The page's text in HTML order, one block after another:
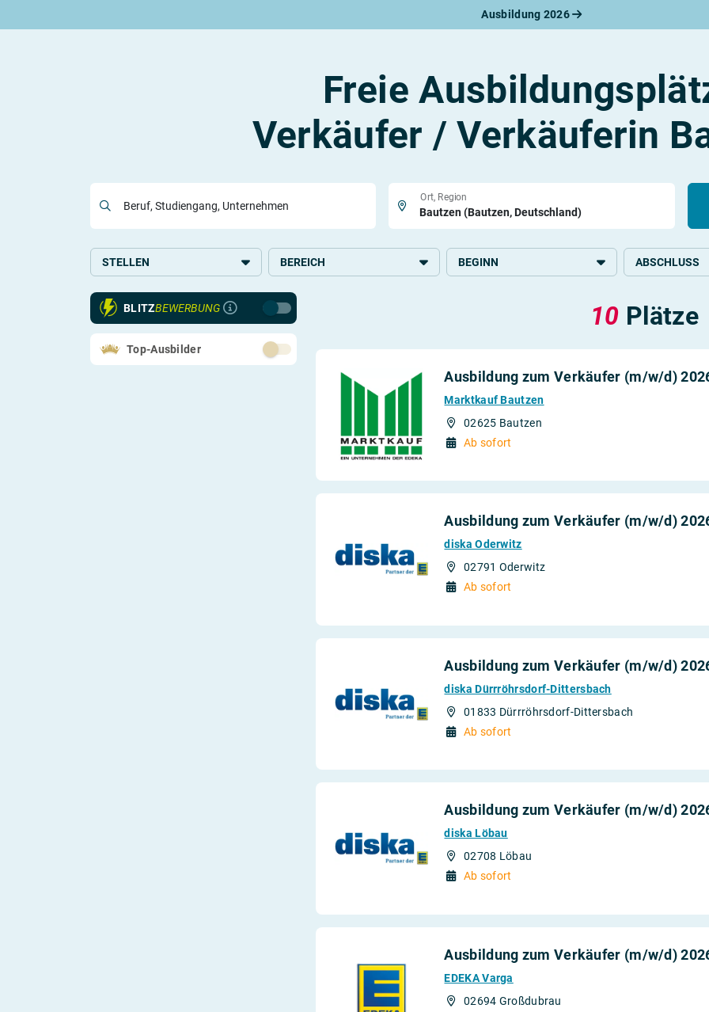
Ausbildung 2026
Rund um die AusbildungRund um das duale StudiumRund um Berufe
Berufe nach Themen
Bewerbungsratgeber
Vorlagen
Online-Bewerbung
Vorstellungsgespräch
Bewerbungs-Check
Freie
Verkäufer / Verkäuferin
Beruf, Studiengang, Unternehmen
Ort, Region
STELLEN
Ausbildung
BEREICH
Handel
Systemrelevant
BEGINN ABSCHLUSS
BLITZBEWERBUNG
Top-Ausbilder
10 Plätze
Ausbildung zum Verkäufer (m/w/d)
Marktkauf Bautzen
02625 Bautzen
Ab sofort
Ausbildung zum Verkäufer (m/w/d)
diska Oderwitz
02791 Oderwitz
Ab sofort
Ausbildung zum Verkäufer (m/w/d)
diska Dürrröhrsdorf-Dittersbach
01833 Dürrröhrsdorf-Dittersbach
Ab sofort
Ausbildung zum Verkäufer (m/w/d)
diska Löbau
02708 Löbau
Ab sofort
Ausbildung zum Verkäufer (m/w/d)
EDEKA Varga
02694 Großdubrau